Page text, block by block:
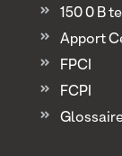
150 0 B
Apport
FPCI
FCPI